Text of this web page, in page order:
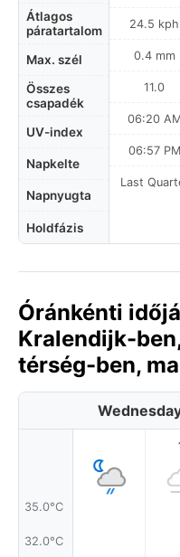
Átlagos
páratartalom
Max. szél
Összes
csapadék
UV-index
Napkelte
Napnyugta
Holdfázis
24.5 kph
0.4 mm
11.0
06:20
06:57 PM
Last
Óránkénti
Kralendijk-
térség-ben, ma
35.0°C
32.0°C